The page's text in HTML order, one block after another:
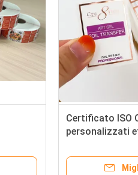
Certificato ISO
personalizzati
toeletta